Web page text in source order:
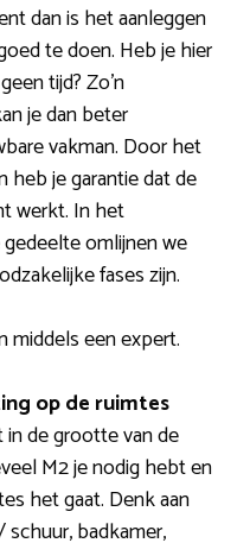
dan is het aanleggen
te doen. Heb je hier
tijd? Zo’n
je dan beter
vakman. Door het
heb je garantie dat de
werkt. In het
omlijnen we
fases zijn.
middels een expert.
op de ruimtes
de grootte van de
M2 je nodig hebt en
het gaat. Denk aan
badkamer,